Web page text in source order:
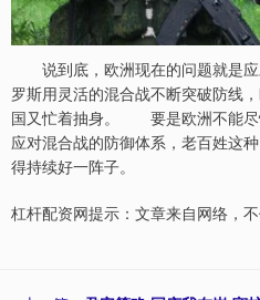
说到底，欧洲现在的问题就是应
罗斯用灵活的混合战不断突破防线
国又忙着抽身。 要是欧洲不能尽
应对混合战的防御体系，老百姓这
得持续好一阵子。
杠杆配资网提示：文章来自网络，不